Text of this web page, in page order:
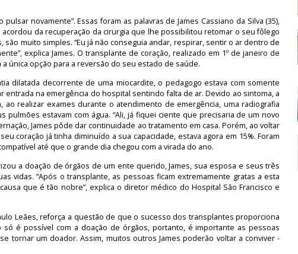
novamente”. Essas foram as palavras de James Cassiano da Silva (35),
da recuperação da cirurgia que lhe possibilitou retomar o seu fôlego
muito simples. “Eu já não conseguia andar, respirar, sentir o ar dentro de
explica James. O transplante de coração, realizado em 1º de janeiro de
única opção para a reversão do seu estado de saúde.
dilatada decorrente de uma miocardite, o pedagogo estava com somente
entrada na emergência do hospital sentindo falta de ar. Devido ao sintoma, a
realizar exames durante o atendimento de emergência, uma radiografia
estavam com água. “Ali, já fiquei ciente que precisaria de um novo
James pôde dar continuidade ao tratamento em casa. Porém, ao voltar
coração já tinha diminuído a sua capacidade, estava agora em 15%. Foram
até que o grande dia chegou com a virada do ano.
a doação de órgãos de um ente querido, James, sua esposa e seus três
vidas. “Após o transplante, as pessoas ficam extremamente gratas a esta
que é tão nobre”, explica o diretor médico do Hospital São Francisco e
Leães, reforça a questão de que o sucesso dos transplantes proporciona
é possível com a doação de órgãos, portanto, é importante as pessoas
tornar um doador. Assim, muitos outros James poderão voltar a conviver -